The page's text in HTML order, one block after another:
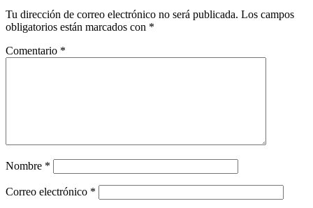
Tu dirección de correo electrónico no será publicada. Los campos
obligatorios están marcados con *
Comentario *
Nombre *
Correo electrónico *